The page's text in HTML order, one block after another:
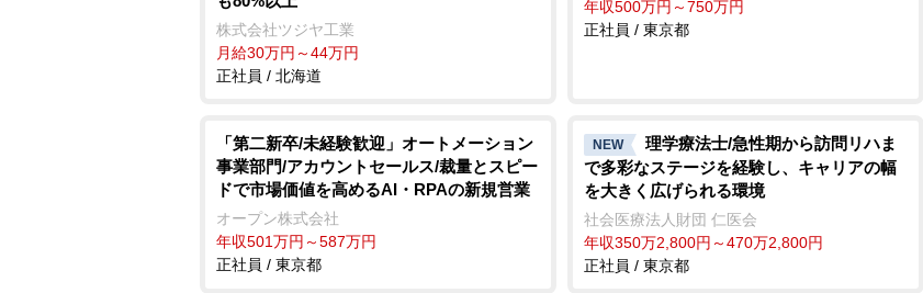
株式会社ツジヤ工業
月給30万円～44万円
正社員 / 北海道
年収500万円～750万円
正社員 / 東京都
「第二新卒/未経験歓迎」オートメーション
事業部門/アカウントセールス/裁量とスピー
ドで市場価値を高めるAI・RPAの新規営業
オープン株式会社
年収501万円～587万円
正社員 / 東京都
NEW
理学療法士/急性期から訪問リハま
で多彩なステージを経験し、キャリアの幅
を大きく広げられる環境
社会医療法人財団 仁医会
年収350万2,800円～470万2,800円
正社員 / 東京都